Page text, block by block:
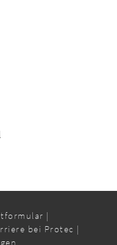
|
bei Protec |